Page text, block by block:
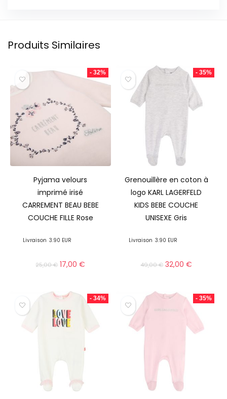
Produits Similaires
- 32%
Pyjama velours
imprimé irisé
CARREMENT BEAU BEBE
COUCHE FILLE Rose
Livraison 3.90 EUR
25,00€ 17,00€
- 35%
Grenouillère en coton à
logo KARL LAGERFELD
KIDS BEBE COUCHE
UNISEXE Gris
Livraison 3.90 EUR
49,00€ 32,00€
- 34% - 35%